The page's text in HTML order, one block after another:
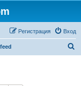
Вход
Регистрация